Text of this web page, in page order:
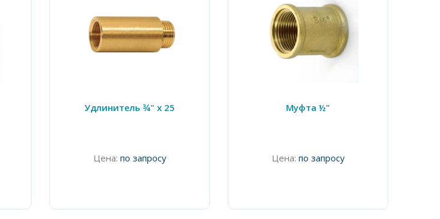
Удлинитель ¾" х 25
Цена: по запросу
Муфта ½"
Цена: по запросу